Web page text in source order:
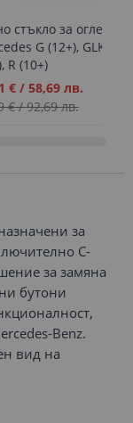
стъкло за огледало
G (12+), GLK
R (10+)
€/ 58,69 лв.
€/92,69 лв.
за
C-
за замяна
бутони
Benz.
вид на